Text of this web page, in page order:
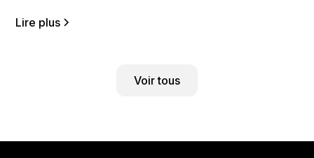
Lire plus
Voir tous